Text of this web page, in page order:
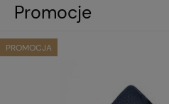
Promocje
PROMOCJA